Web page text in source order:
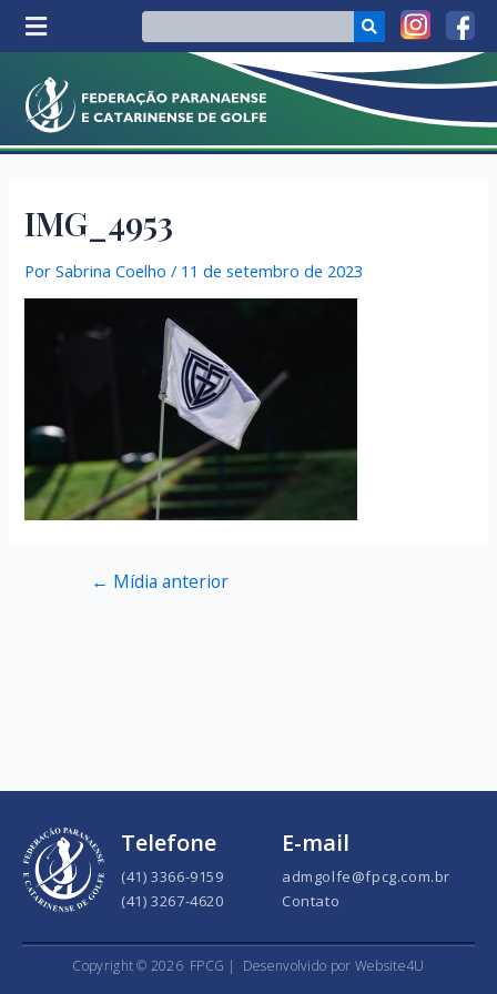
IMG_4953
PorSabrina Coelho / 11 de setembro de 2023
← Mídia anterior
Telefone
(41) 3366-9159
(41) 3267-4620
E-mail
admgolfe@fpcg.com.br
Contato
Copyright © 2026 FPCG | Desenvolvido por Website4U